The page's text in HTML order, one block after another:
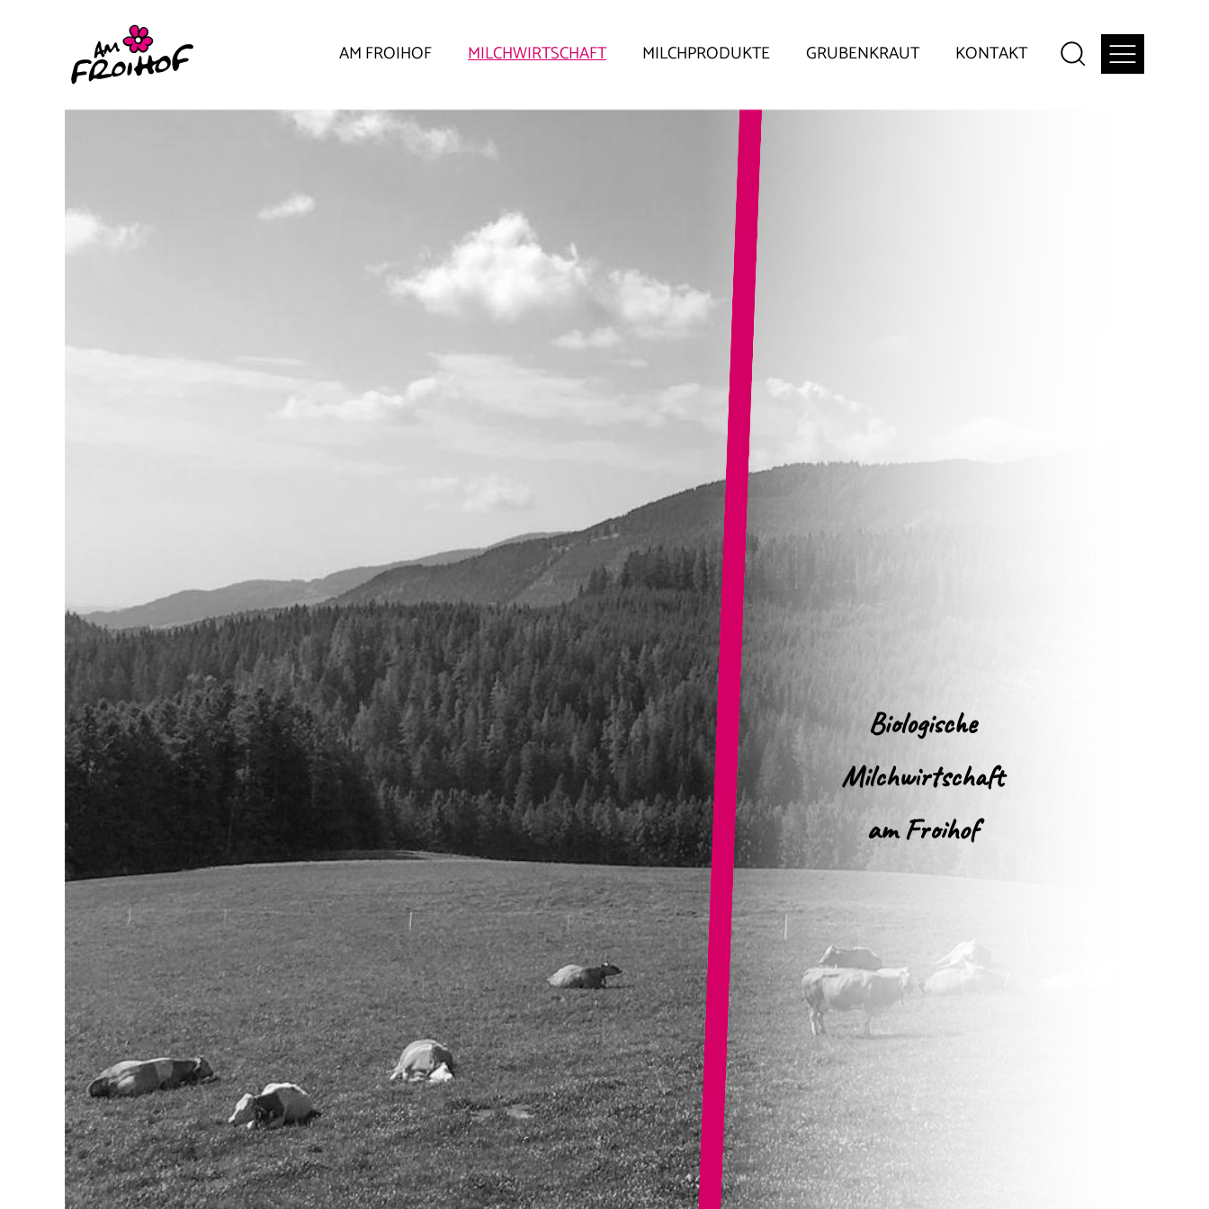
AM FROIHOF MILCHWIRTSCHAFT MILCHPRODUKTE GRUBENKRAUT KONTAKT
Biologische
Milchwirtschaft
am Froihof